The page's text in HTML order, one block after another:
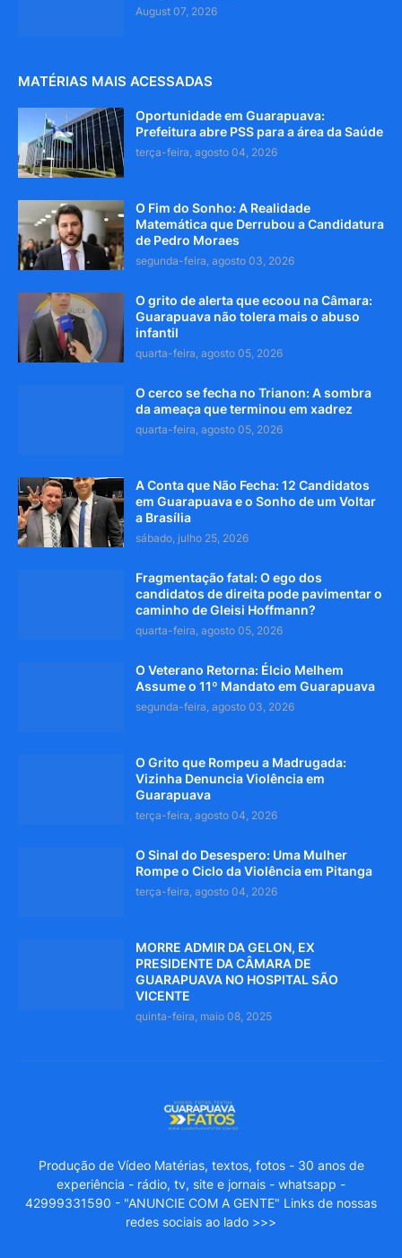
August 07, 2026
MATÉRIAS MAIS ACESSADAS
Oportunidade em Guarapuava:
Prefeitura abre PSS para a área da Saúde
terça-feira, agosto 04, 2026
O Fim do Sonho: A Realidade
Matemática que Derrubou a Candidatura
de Pedro Moraes
segunda-feira, agosto 03, 2026
O grito de alerta que ecoou na Câmara:
Guarapuava não tolera mais o abuso
infantil
quarta-feira, agosto 05, 2026
O cerco se fecha no Trianon: A sombra
da ameaça que terminou em xadrez
quarta-feira, agosto 05, 2026
A Conta que Não Fecha: 12 Candidatos
em Guarapuava e o Sonho de um Voltar
a Brasília
sábado, julho 25, 2026
Fragmentação fatal: O ego dos
candidatos de direita pode pavimentar o
caminho de Gleisi Hoffmann?
quarta-feira, agosto 05, 2026
O Veterano Retorna: Élcio Melhem
Assume o 11º Mandato em Guarapuava
segunda-feira, agosto 03, 2026
O Grito que Rompeu a Madrugada:
Vizinha Denuncia Violência em
Guarapuava
terça-feira, agosto 04, 2026
O Sinal do Desespero: Uma Mulher
Rompe o Ciclo da Violência em Pitanga
terça-feira, agosto 04, 2026
MORRE ADMIR DA GELON, EX
PRESIDENTE DA CÂMARA DE
GUARAPUAVA NO HOSPITAL SÃO
VICENTE
quinta-feira, maio 08, 2025
Produção de Vídeo Matérias, textos, fotos - 30 anos de
experiência - rádio, tv, site e jornais - whatsapp -
42999331590 - "ANUNCIE COM A GENTE" Links de nossas
redes sociais ao lado >>>